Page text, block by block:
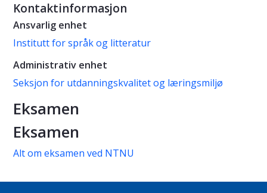
Kontaktinformasjon
Ansvarlig enhet
Institutt for språk og litteratur
Administrativ enhet
Seksjon for utdanningskvalitet og læringsmiljø
Eksamen
Eksamen
Alt om eksamen ved NTNU